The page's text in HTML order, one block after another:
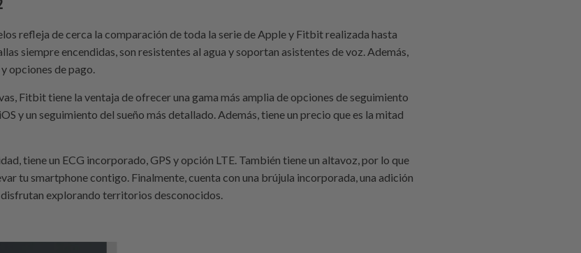
refleja de cerca la comparación de toda la serie de Apple y Fitbit realizada hasta
siempre encendidas, son resistentes al agua y soportan asistentes de voz. Además,
opciones de pago.
Fitbit tiene la ventaja de ofrecer una gama más amplia de opciones de seguimiento
y un seguimiento del sueño más detallado. Además, tiene un precio que es la mitad
tiene un ECG incorporado, GPS y opción LTE. También tiene un altavoz, por lo que
tu smartphone contigo. Finalmente, cuenta con una brújula incorporada, una adición
explorando territorios desconocidos.